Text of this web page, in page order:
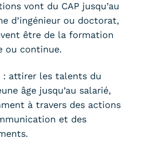
vont du CAP jusqu’au
d’ingénieur ou doctorat,
être de la formation
ou continue.
: attirer les talents du
âge jusqu’au salarié,
à travers des actions
et des